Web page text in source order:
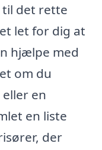
til det rette
let for dig at
hjælpe med
om du
en
en liste
der